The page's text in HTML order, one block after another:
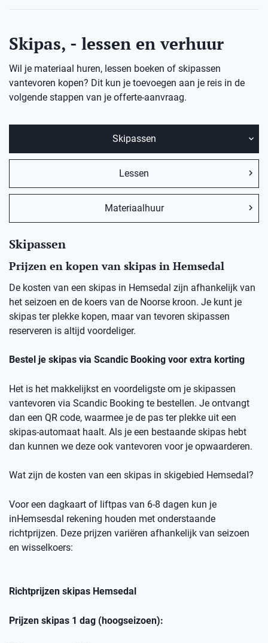
Skipas, - lessen en verhuur
Wil je materiaal huren, lessen boeken of skipassen
vantevoren kopen? Dit kun je toevoegen aan je reis in de
volgende stappen van je offerte-aanvraag.
Skipassen
Lessen
Materiaalhuur
Skipassen
Prijzen en kopen van skipas in Hemsedal
De kosten van een skipas in Hemsedal zijn afhankelijk van
het seizoen en de koers van de Noorse kroon. Je kunt je
skipas ter plekke kopen, maar van tevoren skipassen
reserveren is altijd voordeliger.
Bestel je skipas via Scandic Booking voor extra korting
Het is het makkelijkst en voordeligste om je skipassen
vantevoren via Scandic Booking te bestellen. Je ontvangt
dan een QR code, waarmee je de pas ter plekke uit een
skipas-automaat haalt. Als je een bestaande skipas hebt
dan kunnen we deze ook vantevoren voor je opwaarderen.
Wat zijn de kosten van een skipas in skigebied Hemsedal ?
Voor een dagkaart of liftpas van 6-8 dagen kun je
inHemsesdal rekening houden met onderstaande
richtprijzen. Deze prijzen variëren afhankelijk van seizoen
en wisselkoers:
Richtprijzen skipas Hemsedal
Prijzen skipas 1 dag (hoogseizoen):